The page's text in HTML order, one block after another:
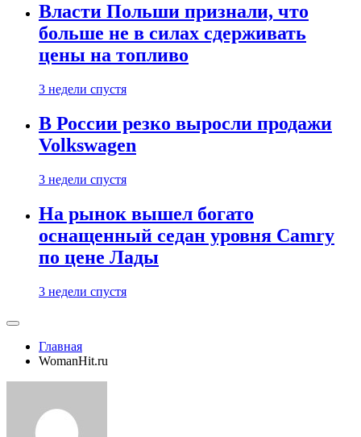
Власти Польши признали, что
больше не в силах сдерживать
цены на топливо
3 недели спустя
В России резко выросли продажи
Volkswagen
3 недели спустя
На рынок вышел богато
оснащенный седан уровня Camry
по цене Лады
3 недели спустя
Главная
WomanHit.ru